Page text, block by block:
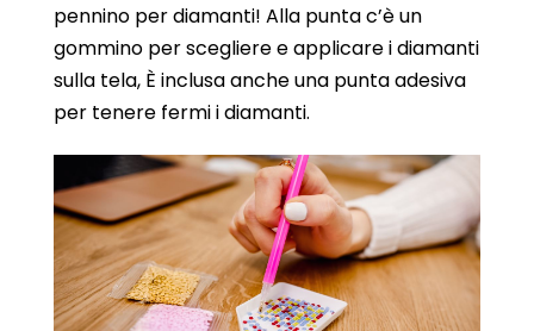
pennino per diamanti! Alla punta c’è un
gommino per scegliere e applicare i diamanti
sulla tela, È inclusa anche una punta adesiva
per tenere fermi i diamanti.